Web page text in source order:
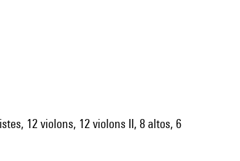
12 violons, 12 violons II, 8 altos, 6